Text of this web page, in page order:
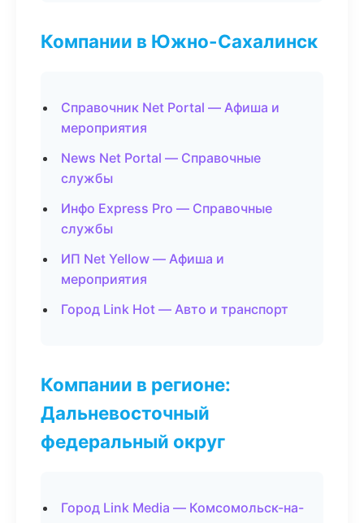
Компании в Южно-Сахалинск
Справочник Net Portal — Афиша и
мероприятия
News Net Portal — Справочные
службы
Инфо Express Pro — Справочные
службы
ИП Net Yellow — Афиша и
мероприятия
Город Link Hot — Авто и транспорт
Компании в регионе:
Дальневосточный
федеральный округ
Город Link Media — Комсомольск-на-